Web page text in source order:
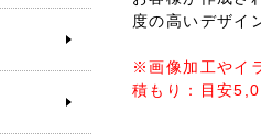
度の高いデザイ
※画像加工やイ
積もり：目安